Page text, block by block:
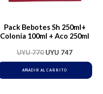
Pack Bebotes Sh 250ml+
Colonia 100ml + Aco 250ml
UYU770 UYU 747
AÑADIR AL CARRITO